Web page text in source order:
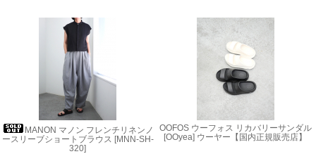
MANON マノン フレンチリネンノ
ースリーブショートブラウス [MNN-SH-
320]
OOFOS ウーフォス リカバリーサンダル
[OOyea] ウーヤー【国内正規販売店】